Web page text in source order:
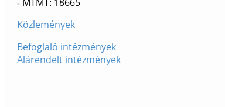
Közlemények
Befoglaló intézmények
Alárendelt intézmények